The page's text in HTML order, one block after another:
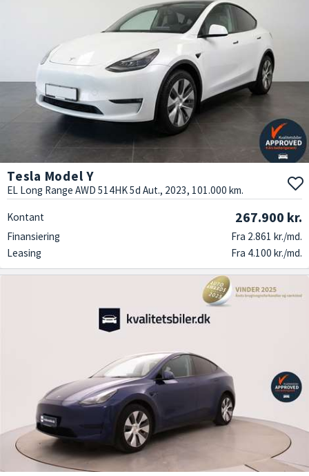
Tesla Model Y
EL Long Range AWD 514HK 5d Aut., 2023, 101.000 km.
Kontant 267.900 kr.
Finansiering
Fra 2.861 kr./md.
Leasing
Fra 4.100 kr./md.